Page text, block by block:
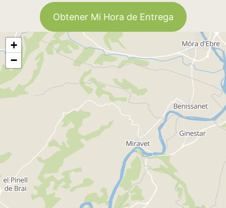
Obtener Mi Hora de Entrega
+
−